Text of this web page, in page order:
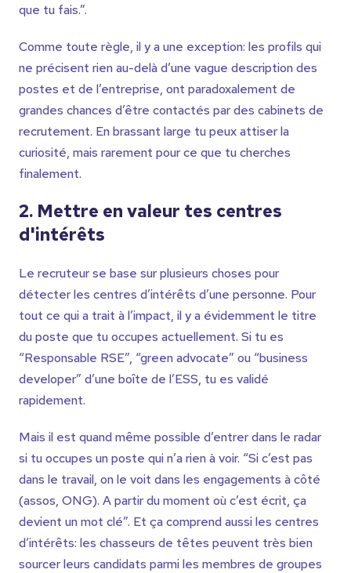
que tu fais.”.
Comme toute règle, il y a une exception: les profils qui
ne précisent rien au-delà d’une vague description des
postes et de l’entreprise, ont paradoxalement de
grandes chances d’être contactés par des cabinets de
recrutement. En brassant large tu peux attiser la
curiosité, mais rarement pour ce que tu cherches
finalement.
2. Mettre en valeur tes centres
d'intérêts
Le recruteur se base sur plusieurs choses pour
détecter les centres d’intérêts d’une personne. Pour
tout ce qui a trait à l’impact, il y a évidemment le titre
du poste que tu occupes actuellement. Si tu es
“Responsable RSE”, “green advocate” ou “business
developer” d’une boîte de l’ESS, tu es validé
rapidement.
Mais il est quand même possible d’entrer dans le radar
si tu occupes un poste qui n’a rien à voir. “Si c’est pas
dans le travail, on le voit dans les engagements à côté
(assos, ONG). A partir du moment où c’est écrit, ça
devient un mot clé”. Et ça comprend aussi les centres
d’intérêts: les chasseurs de têtes peuvent très bien
sourcer leurs candidats parmi les membres de groupes